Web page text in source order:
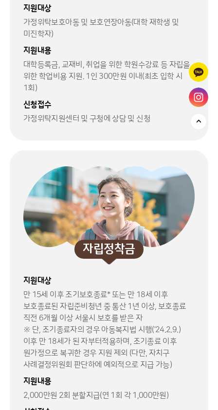
지원대상
가정위탁보호아동 및 보호연장아동(대학 재학생 및
미진학자)
지원내용
대학등록금, 교재비, 취업을 위한 학원수강료 등 자립을
위한 학업비용 지원. 1인 300만원 이내(최초 입학 시
1회)
신청접수
가정위탁지원센터 및 구청에 상담 및 신청
자립정착금
지원대상
만 15세 이후 조기보호종료* 또는 만 18세 이후
보호종료된 자립준비청년 중 통산 1년 이상, 보호종료
직전 6개월 이상 서울시 보호를 받은 자
※ 단, 조기종료자의 경우 아동복지법 시행(’24.2.9.)
이후 만 18세가 된 자부터적용하며, 조기종료 이후
원가정으로 복귀한 경우 지원 제외 (다만, 자치구
사례결정위원회 판단하에 예외적으로 지급 가능)
지원내용
2,000만원 2회 분할지급(연 1회 각 1,000만원)